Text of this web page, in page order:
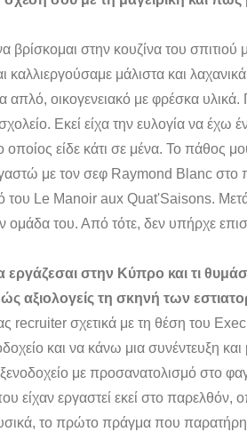
βρίσκομαι στην κουζίνα του
καλλιεργούσαμε μάλιστα και
απλό, οικογενειακό με φρέσκα
Εκεί είχα την ευλογία να έχω
είδε κάτι σε μένα. Το πάθος
με τον σεφ Raymond Blanc στο
του Le Manoir aux Quat'Saisons.
του. Από τότε, δεν υπήρχε
στην Κύπρο και τι
αξιολογείς τη σκηνή των
recruiter σχετικά με τη θέση του
και να κάνω μια συνέντευξη
με προσανατολισμό στο
είχαν εργαστεί εκεί στο παρελθόν,
το πρώτο πράγμα που